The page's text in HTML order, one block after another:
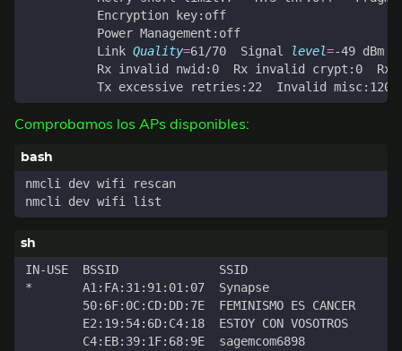
          Link
Quality=61/70  Signal level=
Comprobamos los APs disponibles:
*       A1:FA:31:91:01:07  Synapse
50:6F:0C:CD:DD:7E  FEMINISMO ES CANCER
E2:19:54:6D:C4:18  ESTOY CON VOSOTROS
C4:EB:39:1F:68:9E  sagemcom6898